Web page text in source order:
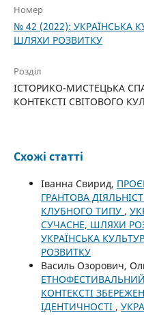
Номер
№ 42 (2022): УКРАЇНСЬКА
ШЛЯХИ РОЗВИТКУ
Розділ
ІСТОРИКО-МИСТЕЦЬКА
КОНТЕКСТІ СВІТОВОГО
Схожі статті
Іванна Свирид,
ГРАНТОВА
КЛУБНОГО ТИПУ ,
СУЧАСНЕ, ШЛЯХИ
УКРАЇНСЬКА
РОЗВИТКУ
Василь Озорович,
КОНТЕКСТІ
ІДЕНТИЧНОСТІ ,